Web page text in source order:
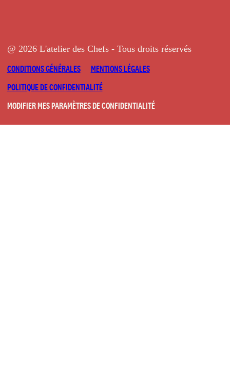
@ 2026 L'atelier des Chefs - Tous droits réservés
CONDITIONS GÉNÉRALES
MENTIONS LÉGALES
POLITIQUE DE CONFIDENTIALITÉ
MODIFIER MES PARAMÈTRES DE CONFIDENTIALITÉ